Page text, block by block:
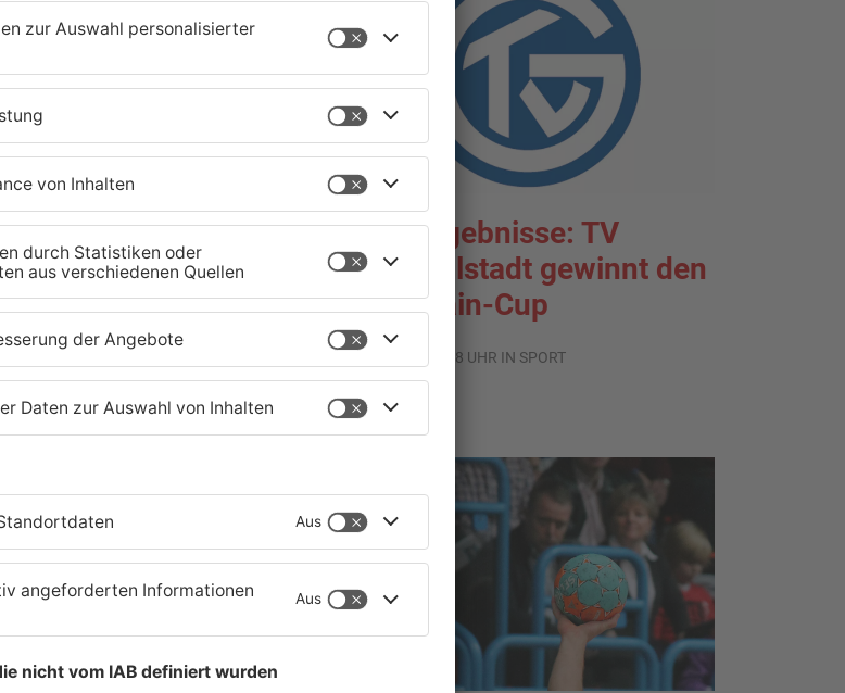
Viktoria
verliert
TSV-Aubstadt
Sportergebnisse: TV
Großwallstadt gewinnt den
Untermain-Cup
03.08.2026, 07:38 UHR IN SPORT